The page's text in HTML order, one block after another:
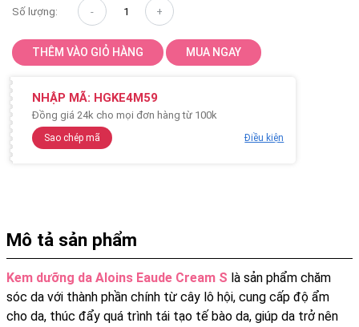
Số lượng:
THÊM VÀO GIỎ HÀNG MUA NGAY
NHẬP MÃ: HGKE4M59
Đồng giá 24k cho mọi đơn hàng từ 100k
Sao chép mã Điều kiện
Mô tả sản phẩm
Kem dưỡng da Aloins Eaude Cream S là sản phẩm chăm
sóc da với thành phần chính từ cây lô hội, cung cấp độ ẩm
cho da, thúc đẩy quá trình tái tạo tế bào da, giúp da trở nên